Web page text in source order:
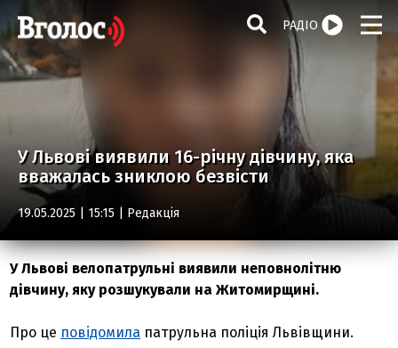
РАДІО
У Львові виявили 16-річну дівчину, яка
вважалась зниклою безвісти
19.05.2025 | 15:15 | Редакція
У Львові велопатрульні виявили неповнолітню
дівчину, яку розшукували на Житомирщині.
Про це повідомила патрульна поліція Львівщини.